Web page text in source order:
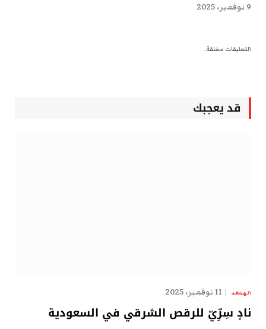
9 نوفمبر، 2025
التعليقات مغلقة.
قد يعجبك
الهدهد 11 نوفمبر، 2025
نادٍ سِرِّيّ للرقص الشرقي في السعودية